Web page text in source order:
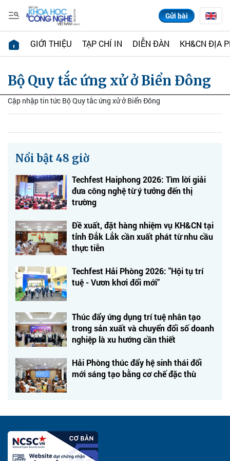
Gửi bài
GIỚI THIỆU TẠP CHÍ IN DIỄN ĐÀN KH&CN ĐỊA
Bộ Quy tắc ứng xử ở Biển Đông
Cập nhập tin tức Bộ Quy tắc ứng xử ở Biển Đông
Nổi bật 48 giờ
Techfest Haiphong 2026: Tìm lời giải
đưa công nghệ từ ý tưởng đến thị
trường
Đề xuất, đặt hàng nhiệm vụ KH&CN tại
tỉnh Đắk Lắk cần xuất phát từ nhu cầu
thực tiễn
Techfest Hải Phòng 2026: "Hội tụ trí
tuệ - Vươn khơi đổi mới"
Thúc đẩy ứng dụng trí tuệ nhân tạo
trong sản xuất và chuyển đổi số doanh
nghiệp là xu hướng cần thiết
Hải Phòng thúc đẩy hệ sinh thái đổi
mới sáng tạo bằng cơ chế đặc thù